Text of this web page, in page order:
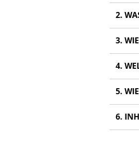
2.
3.
4.
5.
6.